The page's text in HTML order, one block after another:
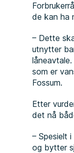
de kan ha
– Dette
utnytter
som er
Fossum.
Etter
det nå
– Spesielt
og bytter